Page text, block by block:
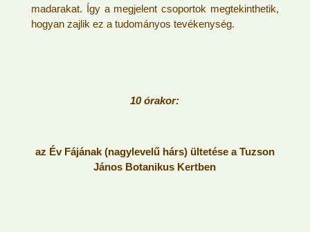
madarakat. Így a megjelent csoportok megtekinthetik,
hogyan zajlik ez a tudományos tevékenység.
10 órakor:
az Év Fájának (nagylevelű hárs) ültetése a Tuzson
János Botanikus Kertben